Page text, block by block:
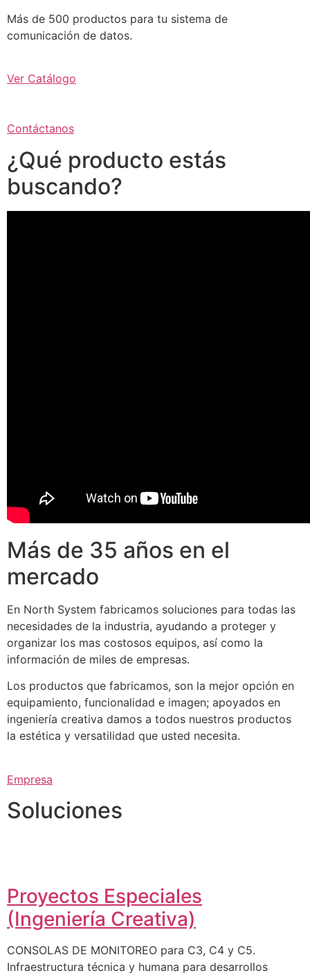
Más de 500 productos para tu sistema de
comunicación de datos.
Ver Catálogo
Contáctanos
¿Qué producto estás
buscando?
Más de 35 años en el
mercado
En North System fabricamos soluciones para todas las
necesidades de la industria, ayudando a proteger y
organizar los mas costosos equipos, así como la
información de miles de empresas.
Los productos que fabricamos, son la mejor opción en
equipamiento, funcionalidad e imagen; apoyados en
ingeniería creativa damos a todos nuestros productos
la estética y versatilidad que usted necesita.
Empresa
Soluciones
Proyectos Especiales
(Ingeniería Creativa)
CONSOLAS DE MONITOREO para C3, C4 y C5.
Infraestructura técnica y humana para desarrollos